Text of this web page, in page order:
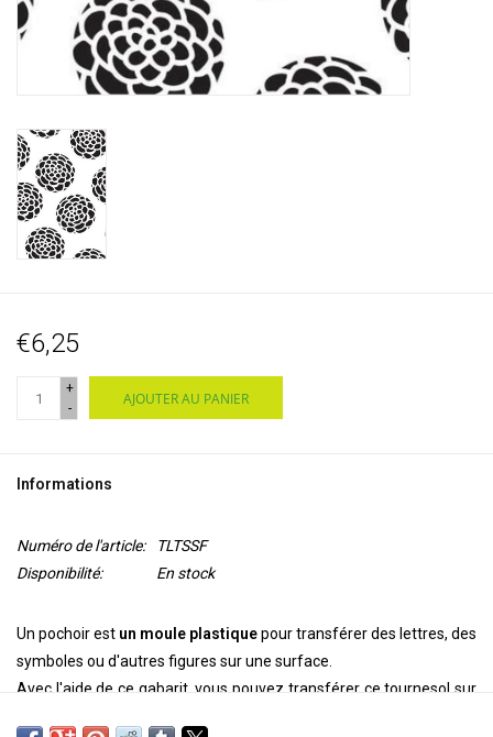
€6,25
+
-
AJOUTER AU PANIER
Informations
Numéro de l'article:
TLTSSF
Disponibilité:
En stock
Un pochoir est un moule plastiquepour transférer des lettres, des
symboles ou d'autres figures sur une surface.
Avec l'aide de ce gabarit, vous pouvez transférer ce tournesol sur